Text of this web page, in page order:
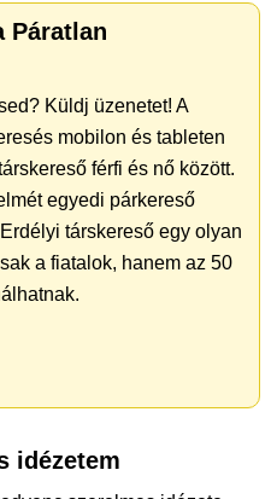
Páratlan
Küldj üzenetet! A
mobilon és tableten
férfi és nő között.
egyedi párkereső
társkereső egy olyan
a fiatalok, hanem az 50
idézetem